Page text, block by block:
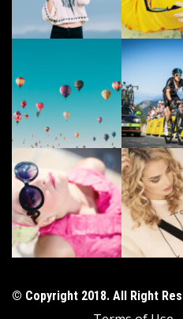
© Copyright 2018. All Right